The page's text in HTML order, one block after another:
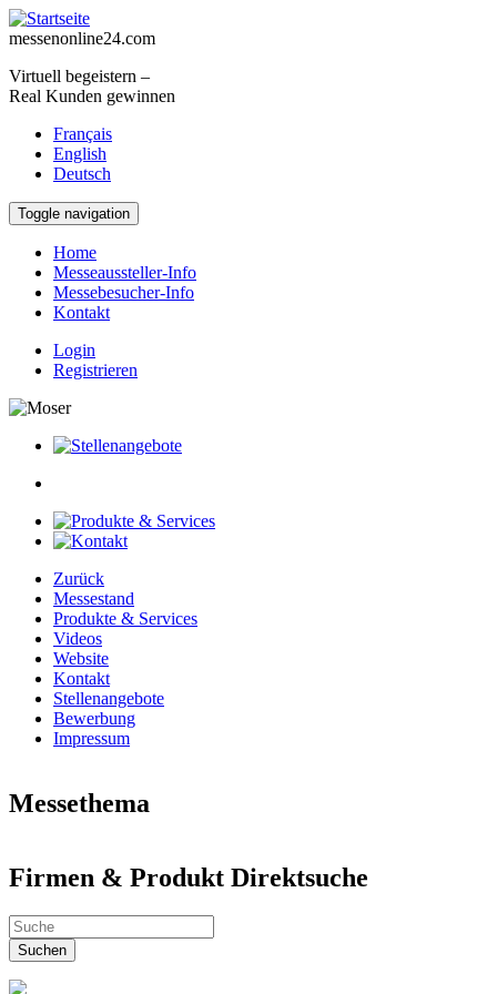
Direkt zum Inhalt
messenonline24.com
Virtuell begeistern –
Real Kunden gewinnen
Français
English
Deutsch
Toggle navigation
Home
Messeaussteller-Info
Messebesucher-Info
Kontakt
Login
Registrieren
Zurück
Messestand
Produkte & Services
Videos
Website
Kontakt
Stellenangebote
Bewerbung
Impressum
Messethema
Neues aus aller Welt
Welt der Kunst
Industrie & Technik Fachmesse
Dienstleistungen, Bildung & Jobs
Einzelhandel & Gastronomie
Firmen & Produkt Direktsuche
Suchen